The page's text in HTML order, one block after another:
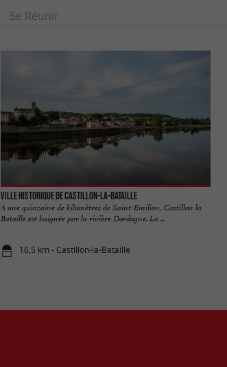
Se Réunir
Ville historique de Castillon-la-Bataille
A une quinzaine de kilomètres de Saint-Emilion, Castillon la
Bataille est baignée par la rivière Dordogne. La ...
16,5 km - Castillon-la-Bataille